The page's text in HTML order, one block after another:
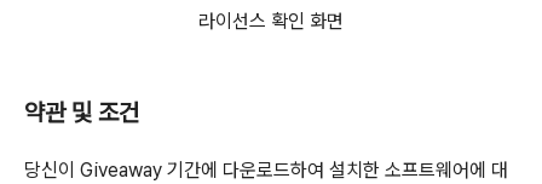
라이선스 확인 화면
약관 및 조건
당신이 Giveaway 기간에 다운로드하여 설치한 소프트웨어에 대